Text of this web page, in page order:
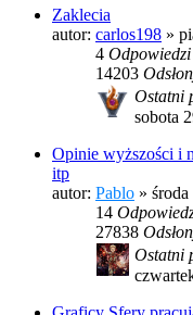
Zaklecia
autor: carlos198 »
4 Odpowiedzi
14203
Ostatni
sobota
Opinie wyższości i
itp
autor: Pablo »
14
27838
Ostatni